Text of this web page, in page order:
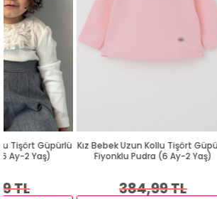
Kız Bebek Uzun Kollu Tişört Güpürlü
Fiyonklu Pudra (6 Ay-2 Yaş)
Kız Bebek